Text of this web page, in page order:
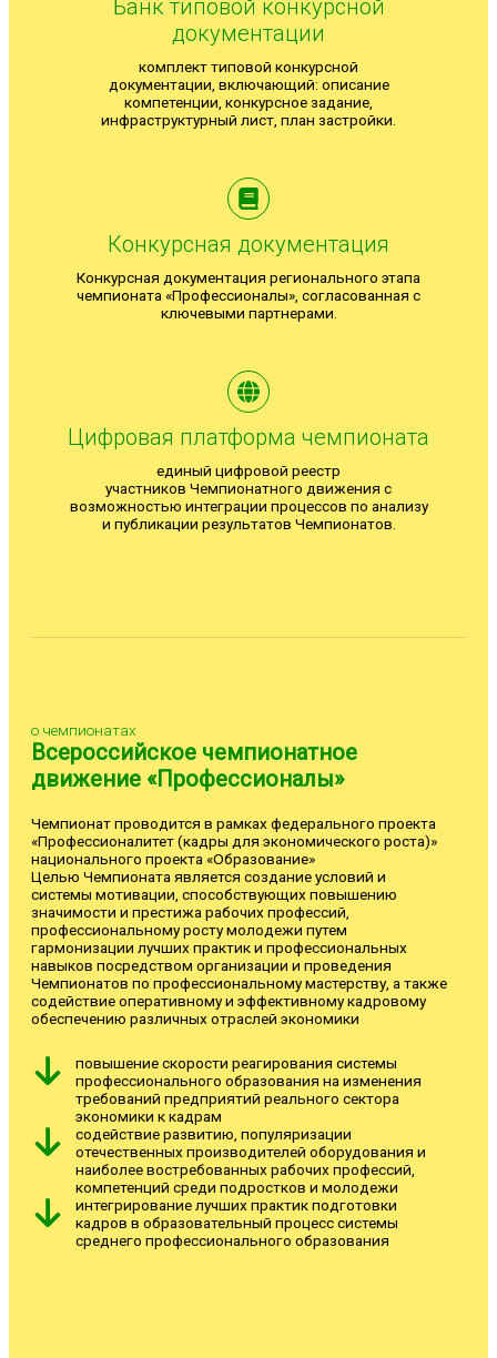
Банк типовой конкурсной
документации
комплект типовой конкурсной
документации, включающий: описание
компетенции, конкурсное задание,
инфраструктурный лист, план застройки.
Конкурсная документация
Конкурсная документация регионального этапа
чемпионата «Профессионалы», согласованная с
ключевыми партнерами.
Цифровая платформа чемпионата
единый цифровой реестр
участников Чемпионатного движения с
возможностью интеграции процессов по анализу
и публикации результатов Чемпионатов.
о чемпионатах
Всероссийское чемпионатное
движение «Профессионалы»
Чемпионат проводится в рамках федерального проекта
«Профессионалитет (кадры для экономического роста)»
национального проекта «Образование»
Целью Чемпионата является создание условий и
системы мотивации, способствующих повышению
значимости и престижа рабочих профессий,
профессиональному росту молодежи путем
гармонизации лучших практик и профессиональных
навыков посредством организации и проведения
Чемпионатов по профессиональному мастерству, а также
содействие оперативному и эффективному кадровому
обеспечению различных отраслей экономики
повышение скорости реагирования системы
профессионального образования на изменения
требований предприятий реального сектора
экономики к кадрам
содействие развитию, популяризации
отечественных производителей оборудования и
наиболее востребованных рабочих профессий,
компетенций среди подростков и молодежи
интегрирование лучших практик подготовки
кадров в образовательный процесс системы
среднего профессионального образования